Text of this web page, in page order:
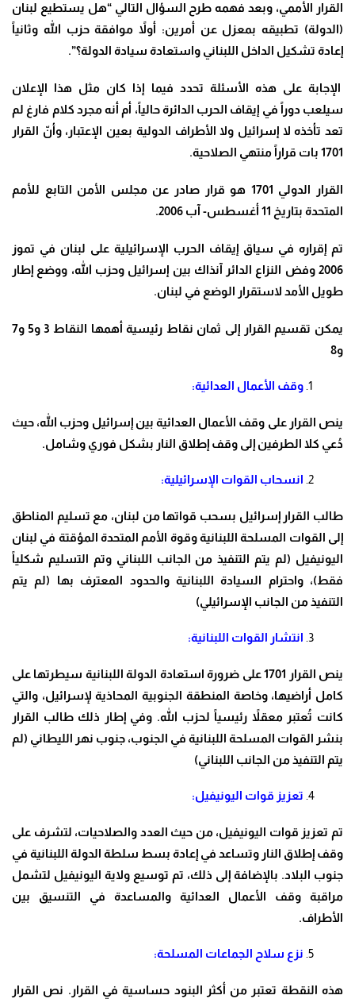
القرار الأممي، وبعد فهمه طرح السؤال التالي “هل يستطيع لبنان
(الدولة) تطبيقه بمعزل عن أمرين: أولاً موافقة حزب الله وثانياً
إعادة تشكيل الداخل اللبناني واستعادة سيادة الدولة؟”.
الإجابة على هذه الأسئلة تحدد فيما إذا كان مثل هذا الإعلان
سيلعب دوراً في إيقاف الحرب الدائرة حالياً، أم أنه مجرد كلام فارغ لم
تعد تأخذه لا إسرائيل ولا الأطراف الدولية بعين الإعتبار، وأنّ القرار
1701 بات قراراً منتهي الصلاحية.
القرار الدولي 1701 هو قرار صادر عن مجلس الأمن التابع للأمم
المتحدة بتاريخ 11 أغسطس- آب 2006.
تم إقراره في سياق إيقاف الحرب الإسرائيلية على لبنان في تموز
2006 وفض النزاع الدائر آنذاك بين إسرائيل وحزب الله، ووضع إطار
طويل الأمد لاستقرار الوضع في لبنان.
يمكن تقسيم القرار إلى ثمان نقاط رئيسية أهمها النقاط 3 و5 و7
و8
وقف الأعمال العدائية:
ينص القرار على وقف الأعمال العدائية بين إسرائيل وحزب الله، حيث
دُعي كلا الطرفين إلى وقف إطلاق النار بشكل فوري وشامل.
انسحاب القوات الإسرائيلية:
طالب القرار إسرائيل بسحب قواتها من لبنان، مع تسليم المناطق
إلى القوات المسلحة اللبنانية وقوة الأمم المتحدة المؤقتة في لبنان
اليونيفيل (لم يتم التنفيذ من الجانب اللبناني وتم التسليم شكلياً
فقط)، واحترام السيادة اللبنانية والحدود المعترف بها (لم يتم
التنفيذ من الجانب الإسرائيلي)
انتشار القوات اللبنانية:
ينص القرار 1701 على ضرورة استعادة الدولة اللبنانية سيطرتها على
كامل أراضيها، وخاصة المنطقة الجنوبية المحاذية لإسرائيل، والتي
كانت تُعتبر معقلاً رئيسياً لحزب الله. وفي إطار ذلك طالب القرار
بنشر القوات المسلحة اللبنانية في الجنوب، جنوب نهر الليطاني (لم
يتم التنفيذ من الجانب اللبناني)
تعزيز قوات اليونيفيل:
تم تعزيز قوات اليونيفيل، من حيث العدد والصلاحيات، لتشرف على
وقف إطلاق النار وتساعد في إعادة بسط سلطة الدولة اللبنانية في
جنوب البلاد. بالإضافة إلى ذلك، تم توسيع ولاية اليونيفيل لتشمل
مراقبة وقف الأعمال العدائية والمساعدة في التنسيق بين
الأطراف.
نزع سلاح الجماعات المسلحة:
هذه النقطة تعتبر من أكثر البنود حساسية في القرار. نص القرار